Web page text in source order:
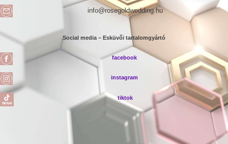
info@rosegoldwedding.hu
Social media – Esküvői tartalomgyártó
facebook
instagram
tiktok